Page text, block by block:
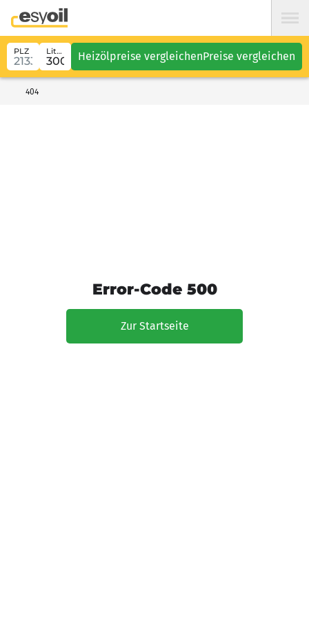
PLZ Liter Heizölpreise vergleichenPreise vergleichen
404
Error-Code 500
Zur Startseite